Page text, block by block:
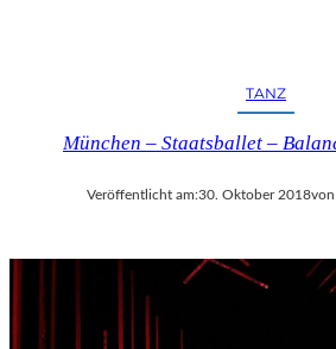
TANZ
München – Staatsballet –
Veröffentlicht am:30. Oktober 2018von